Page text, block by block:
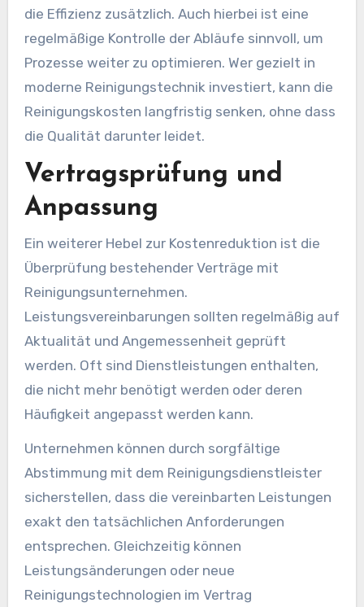
die Effizienz zusätzlich. Auch hierbei ist eine
regelmäßige Kontrolle der Abläufe sinnvoll, um
Prozesse weiter zu optimieren. Wer gezielt in
moderne Reinigungstechnik investiert, kann die
Reinigungskosten langfristig senken, ohne dass
die Qualität darunter leidet.
Vertragsprüfung und
Anpassung
Ein weiterer Hebel zur Kostenreduktion ist die
Überprüfung bestehender Verträge mit
Reinigungsunternehmen.
Leistungsvereinbarungen sollten regelmäßig auf
Aktualität und Angemessenheit geprüft
werden. Oft sind Dienstleistungen enthalten,
die nicht mehr benötigt werden oder deren
Häufigkeit angepasst werden kann.
Unternehmen können durch sorgfältige
Abstimmung mit dem Reinigungsdienstleister
sicherstellen, dass die vereinbarten Leistungen
exakt den tatsächlichen Anforderungen
entsprechen. Gleichzeitig können
Leistungsänderungen oder neue
Reinigungstechnologien im Vertrag